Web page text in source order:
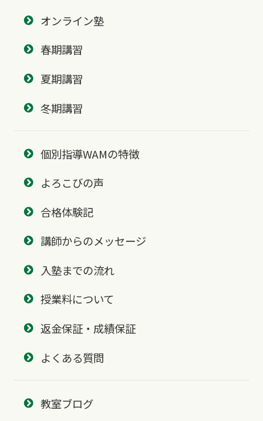
オンライン塾
春期講習
夏期講習
冬期講習
個別指導WAMの特徴
よろこびの声
合格体験記
講師からのメッセージ
入塾までの流れ
授業料について
返金保証・成績保証
よくある質問
教室ブログ